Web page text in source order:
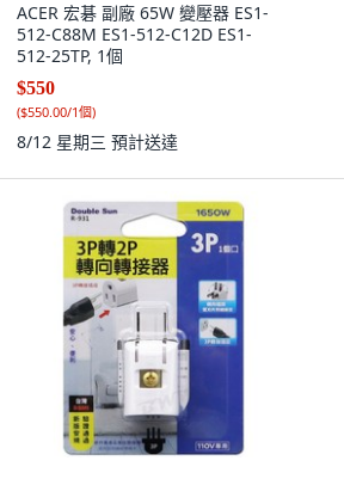
ACER 宏碁 副廠 65W 變壓器 ES1-
512-C88M ES1-512-C12D ES1-
512-25TP, 1個
$550
($550.00/1個)
8/12 星期三 預計送達